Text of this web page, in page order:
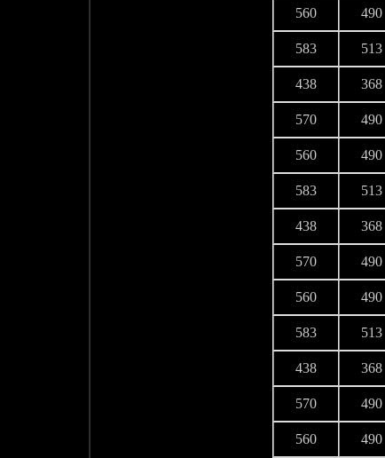
490
560
513
583
368
438
490
570
490
560
513
583
368
438
490
570
490
560
513
583
368
438
490
570
490
560